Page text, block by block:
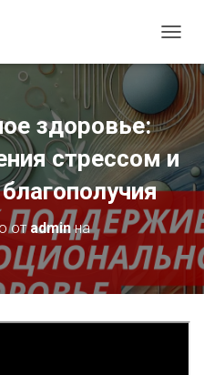
здоровье:
стрессом и
отadminна